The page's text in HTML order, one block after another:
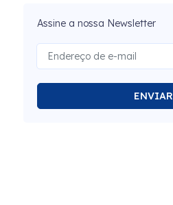
Assine a nossa Newsletter
ENVIAR